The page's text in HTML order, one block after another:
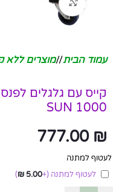
לחץ להגדלה
עמוד הבית/ מוצרים ללא
SUN 1000
777.00 ₪
לעטוף למתנה
לעטוף למתנה (+
5.00
₪
)